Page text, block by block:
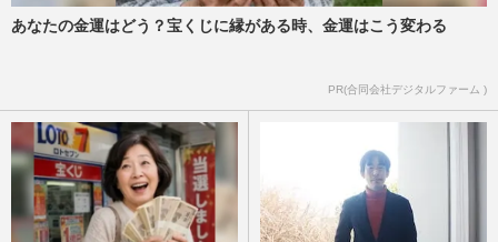
あなたの金運はどう？宝くじに縁がある時、金運はこう変わる
PR(合同会社デジタルファーム )